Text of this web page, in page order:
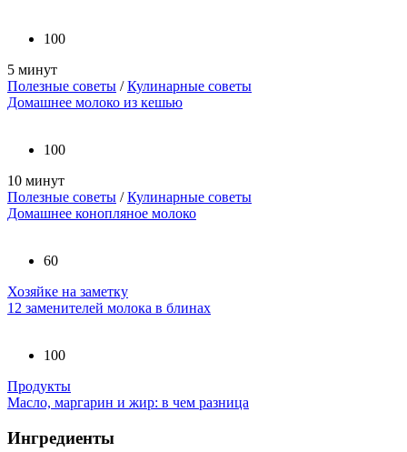
100
5 минут
Полезные советы /Кулинарные советы
Домашнее молоко из кешью
100
10 минут
Полезные советы /Кулинарные советы
Домашнее конопляное молоко
60
Хозяйке на заметку
12 заменителей молока в блинах
100
Продукты
Масло, маргарин и жир: в чем разница
Ингредиенты